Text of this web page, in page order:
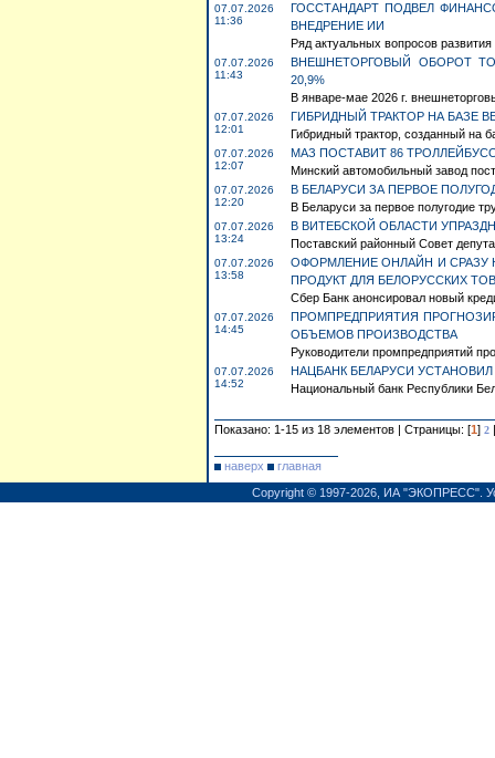
07.07.2026
11:36
ГОССТАНДАРТ ПОДВЕЛ
ВНЕДРЕНИЕ ИИ
Ряд актуальных вопросов
07.07.2026
11:43
ВНЕШНЕТОРГОВЫЙ ОБОРОТ
20,9%
В январе-мае 2026 г.
07.07.2026
12:01
ГИБРИДНЫЙ ТРАКТОР НА БАЗЕ
Гибридный трактор, созданный на
07.07.2026
12:07
МАЗ ПОСТАВИТ 86
Минский автомобильный завод
07.07.2026
12:20
В БЕЛАРУСИ ЗА ПЕРВОЕ
В Беларуси за первое полугодие
07.07.2026
13:24
В ВИТЕБСКОЙ ОБЛАСТИ
Поставский районный Совет
07.07.2026
13:58
ОФОРМЛЕНИЕ ОНЛАЙН И СРАЗУ
ПРОДУКТ ДЛЯ БЕЛОРУССКИХ
Сбер Банк анонсировал новый
07.07.2026
14:45
ПРОМПРЕДПРИЯТИЯ
ОБЪЕМОВ ПРОИЗВОДСТВА
Руководители промпредприятий
07.07.2026
14:52
НАЦБАНК БЕЛАРУСИ
Национальный банк Республики
Показано: 1-15 из 18 элементов | Страницы: [1] 2 |
наверх
главная
Copyright © 1997-2026, ИА "ЭКОПРЕСС".